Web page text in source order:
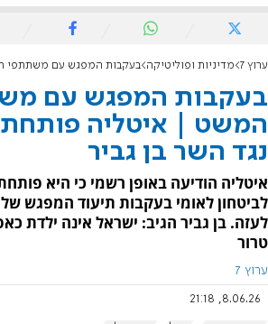
ערוץ 7 מדיניות ופוליטיקה בעקבות המפגש עם משתתפי המשט | איטליה פותחת
בעקבות המפגש עם
המשט | איטליה
נגד השר בן גביר
איטליה הודיעה באופן רשמי כי היא
לביטחון לאומי בעקבות תיעוד המפגש
לעזה. בן גביר הגיב: ישראל אינה ילדת
טרור
ערוץ 7
8.06.26, 21:18